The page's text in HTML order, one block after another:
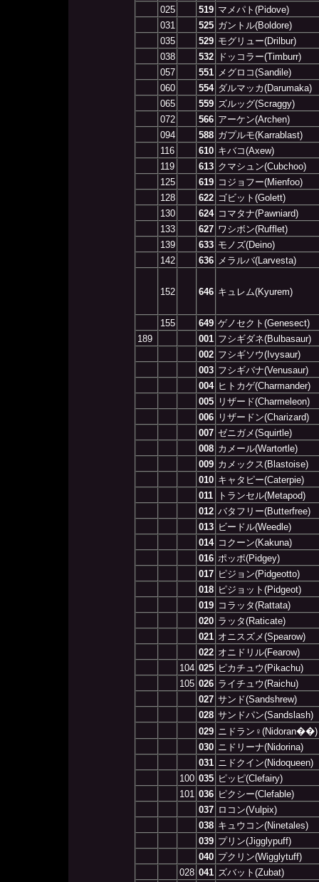
025
519 マメパト(Pidove)
031
525 ガントル(Boldore)
035
529 モグリュー(Drilbur)
038
532
ドッコラー(Timburr)
057
551
メグロコ(Sandile)
060
554 ダルマッカ(Darumaka)
065
559 ズルッグ(Scraggy)
072
566 アーケン(Archen)
094
588 ガプルモ(Karrablast)
116
610 キバコ(Axew)
119
613 クマシュン(Cubchoo)
125
619 コジョフー(Mienfoo)
128
622 ゴビット(Golett)
130
624 コマタナ(Pawniard)
133
627 ワシボン(Rufflet)
139
633 モノズ(Deino)
142
636 メラルバ(Larvesta)
152 646 キュレム(Kyurem)
155 649 ゲノセクト(Genesect)
189
001 フシギダネ(Bulbasaur)
002 フシギソウ(Ivysaur)
003 フシギバナ(Venusaur)
004 ヒトカゲ(Charmander)
005
リザード(Charmeleon)
006
リザードン(Charizard)
007 ゼニガメ(Squirtle)
008 カメール(Wartortle)
009 カメックス(Blastoise)
010 キャタピー(Caterpie)
011
トランセル(Metapod)
012 バタフリー(Butterfree)
013 ビードル(Weedle)
014 コクーン(Kakuna)
016 ポッポ(Pidgey)
017 ピジョン(Pidgeotto)
018 ピジョット(Pidgeot)
019 コラッタ(Rattata)
020 ラッタ(Raticate)
021 オニスズメ(Spearow)
022 オニドリル(Fearow)
104 025 ピカチュウ(Pikachu)
105 026 ライチュウ(Raichu)
027 サンド(Sandshrew)
028 サンドパン(Sandslash)
029 ニドラン♀(Nidoran��)
030 ニドリーナ(Nidorina)
031 ニドクイン(Nidoqueen)
100 035 ピッピ(Clefairy)
101 036 ピクシー(Clefable)
037 ロコン(Vulpix)
038 キュウコン(Ninetales)
039 プリン(Jigglypuff)
040 プクリン(Wigglytuff)
028 041 ズバット(Zubat)